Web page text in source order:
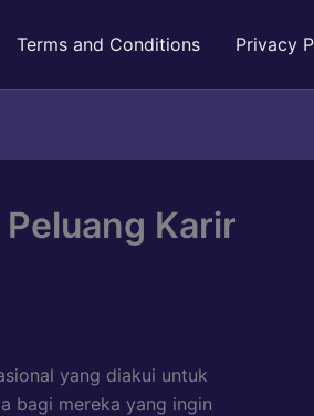
Terms and Conditions Privacy
Karir
yang diakui untuk
bagi mereka yang ingin